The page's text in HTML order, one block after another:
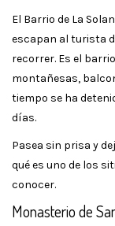
El Barrio de La
escapan al turista
recorrer. Es el
montañesas,
tiempo se ha
días.
Pasea sin prisa y
qué es uno de los
conocer.
Monasterio de